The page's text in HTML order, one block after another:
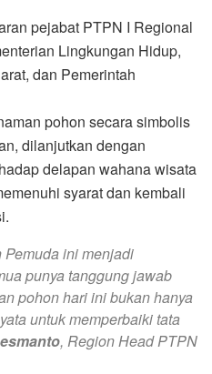
pejabat PTPN I Regional
Lingkungan Hidup,
dan Pemerintah
pohon secara simbolis
dilanjutkan dengan
delapan wahana wisata
syarat dan kembali
Pemuda ini menjadi
punya tanggung jawab
pohon hari ini bukan hanya
untuk memperbaiki tata
, Region Head PTPN